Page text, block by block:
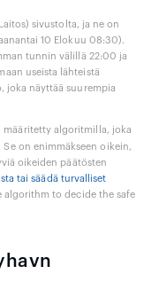
sivustolta, ja ne on
10 Elokuu 08:30).
tunnin välillä 22:00 ja
useista lähteistä
joka näyttää suurempia
määritetty algoritmilla, joka
on enimmäkseen oikein,
oikeiden päätösten
tai säädä turvalliset
algorithm to decide the safe